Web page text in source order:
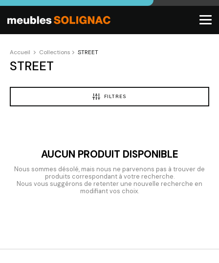
Accueil Collections STREET
STREET
FILTRES
AUCUN PRODUIT DISPONIBLE
Nous sommes désolé, mais nous ne parvenons pas à trouver de
produits correspondant à votre recherche.
Nous vous suggérons de retenter une nouvelle recherche en
modifiant vos choix.